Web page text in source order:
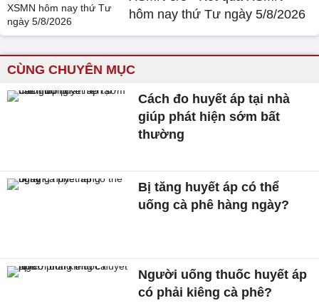
hôm nay thứ Tư ngày 5/8/2026
CÙNG CHUYÊN MỤC
Cách đo huyết áp tại nhà
giúp phát hiện sớm bất
thường
Bị tăng huyết áp có thể
uống cà phê hàng ngày?
Người uống thuốc huyết áp
có phải kiêng cà phê?